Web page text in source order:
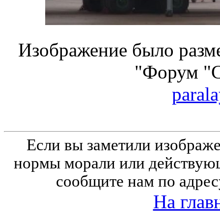
Изображение было
"Форум
Если вы заметили
нормы морали или
сообщите нам по
На